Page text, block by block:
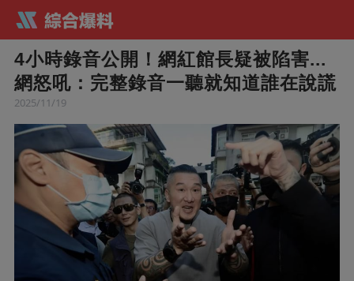
4小時錄音公開！網紅館長疑被陷害...
網怒吼：完整錄音一聽就知道誰在說謊
2025/11/19